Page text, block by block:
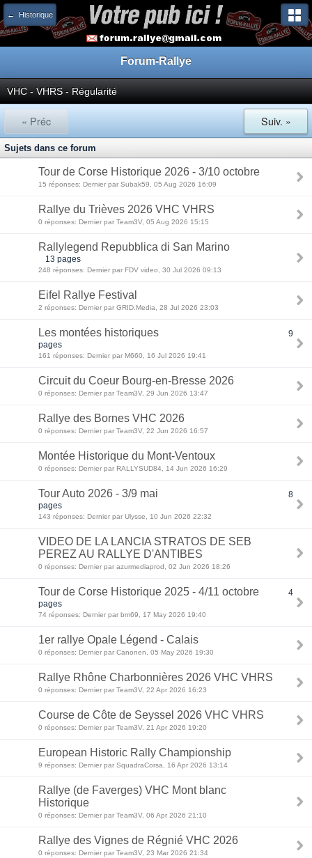
← Historique
Forum-Rallye
VHC - VHRS - Régularité
« Préc Suiv. »
Sujets dans ce forum
Tour de Corse Historique 2026 - 3/10 octobre
15 réponses: Dernier par Subak59, 05 Aug 2026 16:09
Rallye du Trièves 2026 VHC VHRS
0 réponses: Dernier par Team3V, 05 Aug 2026 15:15
Rallylegend Repubblica di San Marino
13 pages
248 réponses: Dernier par FDV video, 30 Jul 2026 09:13
Eifel Rallye Festival
2 réponses: Dernier par GRID.Media, 28 Jul 2026 23:03
Les montées historiques
9
pages
161 réponses: Dernier par M660, 16 Jul 2026 19:41
Circuit du Coeur Bourg-en-Bresse 2026
0 réponses: Dernier par Team3V, 29 Jun 2026 13:47
Rallye des Bornes VHC 2026
0 réponses: Dernier par Team3V, 22 Jun 2026 16:57
Montée Historique du Mont-Ventoux
0 réponses: Dernier par RALLYSUD84, 14 Jun 2026 16:29
Tour Auto 2026 - 3/9 mai
8
pages
143 réponses: Dernier par Ulysse, 10 Jun 2026 22:32
VIDEO DE LA LANCIA STRATOS DE SEB
PEREZ AU RALLYE D'ANTIBES
0 réponses: Dernier par azurmediaprod, 02 Jun 2026 18:26
Tour de Corse Historique 2025 - 4/11 octobre
4
pages
74 réponses: Dernier par bm69, 17 May 2026 19:40
1er rallye Opale Légend - Calais
0 réponses: Dernier par Canonen, 05 May 2026 19:30
Rallye Rhône Charbonnières 2026 VHC VHRS
0 réponses: Dernier par Team3V, 22 Apr 2026 16:23
Course de Côte de Seyssel 2026 VHC VHRS
0 réponses: Dernier par Team3V, 21 Apr 2026 19:20
European Historic Rally Championship
9 réponses: Dernier par SquadraCorsa, 16 Apr 2026 13:14
Rallye (de Faverges) VHC Mont blanc
Historique
0 réponses: Dernier par Team3V, 06 Apr 2026 21:10
Rallye des Vignes de Régnié VHC 2026
0 réponses: Dernier par Team3V, 23 Mar 2026 21:34